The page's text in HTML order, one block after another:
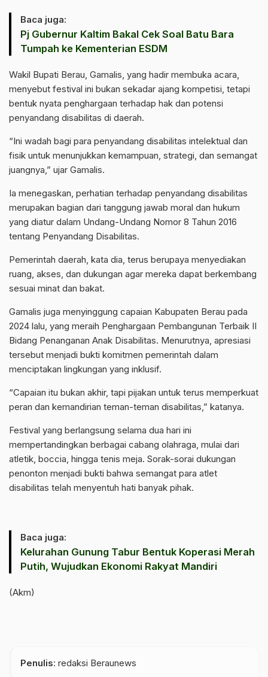
Baca juga:
Pj Gubernur Kaltim Bakal Cek Soal Batu Bara
Tumpah ke Kementerian ESDM
‎Wakil Bupati Berau, Gamalis, yang hadir membuka acara,
menyebut festival ini bukan sekadar ajang kompetisi, tetapi
bentuk nyata penghargaan terhadap hak dan potensi
penyandang disabilitas di daerah.
‎“Ini wadah bagi para penyandang disabilitas intelektual dan
fisik untuk menunjukkan kemampuan, strategi, dan semangat
juangnya,” ujar Gamalis.
‎Ia menegaskan, perhatian terhadap penyandang disabilitas
merupakan bagian dari tanggung jawab moral dan hukum
yang diatur dalam Undang-Undang Nomor 8 Tahun 2016
tentang Penyandang Disabilitas.
‎Pemerintah daerah, kata dia, terus berupaya menyediakan
ruang, akses, dan dukungan agar mereka dapat berkembang
sesuai minat dan bakat.
‎Gamalis juga menyinggung capaian Kabupaten Berau pada
2024 lalu, yang meraih Penghargaan Pembangunan Terbaik II
Bidang Penanganan Anak Disabilitas. Menurutnya, apresiasi
tersebut menjadi bukti komitmen pemerintah dalam
menciptakan lingkungan yang inklusif.
‎“Capaian itu bukan akhir, tapi pijakan untuk terus memperkuat
peran dan kemandirian teman-teman disabilitas,” katanya.
‎Festival yang berlangsung selama dua hari ini
mempertandingkan berbagai cabang olahraga, mulai dari
atletik, boccia, hingga tenis meja. Sorak-sorai dukungan
penonton menjadi bukti bahwa semangat para atlet
disabilitas telah menyentuh hati banyak pihak.
Baca juga:
Kelurahan Gunung Tabur Bentuk Koperasi Merah
Putih, Wujudkan Ekonomi Rakyat Mandiri
(Akm)
Penulis: redaksi Beraunews